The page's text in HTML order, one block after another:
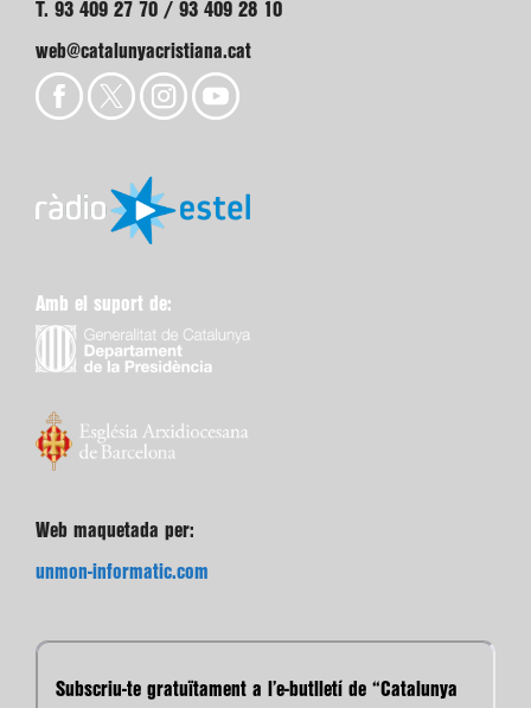
T. 93 409 27 70 / 93 409 28 10
web@catalunyacristiana.cat
Amb el suport de:
Web maquetada per:
unmon-informatic.com
Subscriu-te gratuïtament a l’e-butlletí de “Catalunya